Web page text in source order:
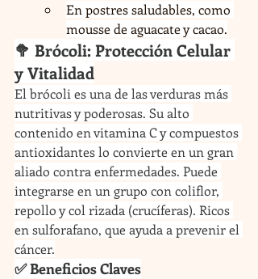
En postres saludables, como
mousse de aguacate y cacao.
🥦 Brócoli: Protección Celular
y Vitalidad
El brócoli es una de las verduras más
nutritivas y poderosas. Su alto
contenido en vitamina C y compuestos
antioxidantes lo convierte en un gran
aliado contra enfermedades. Puede
integrarse en un grupo con coliflor,
repollo y col rizada (crucíferas). Ricos
en sulforafano, que ayuda a prevenir el
cáncer.
✅ Beneficios Claves